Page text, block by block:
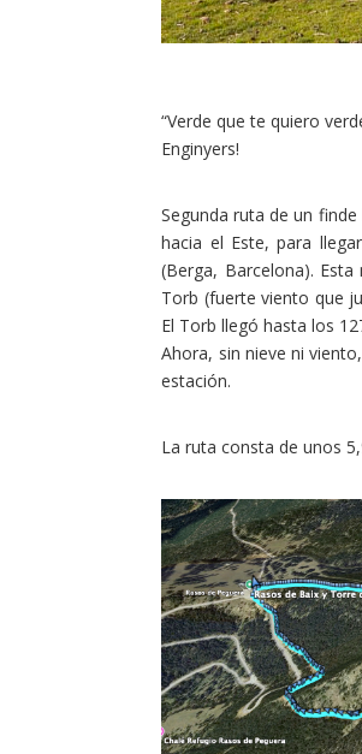
“Verde que te quiero
Enginyers!
Segunda ruta de un
hacia el Este, para
(Berga, Barcelona).
Torb (fuerte viento que
El Torb llegó hasta los
Ahora, sin nieve ni
estación.
La ruta consta de unos
Facebook